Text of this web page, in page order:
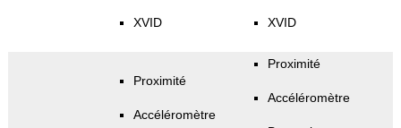
XVID XVID
Proximité
Accéléromètre
Proximité
Accéléromètre